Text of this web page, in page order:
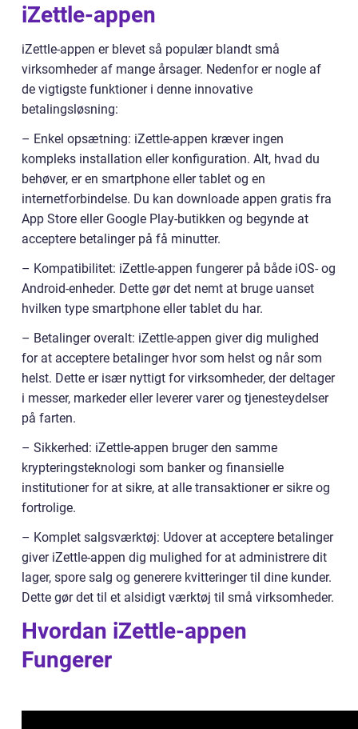
iZettle-appen
iZettle-appen er blevet så populær blandt små
virksomheder af mange årsager. Nedenfor er nogle af
de vigtigste funktioner i denne innovative
betalingsløsning:
– Enkel opsætning: iZettle-appen kræver ingen
kompleks installation eller konfiguration. Alt, hvad du
behøver, er en smartphone eller tablet og en
internetforbindelse. Du kan downloade appen gratis fra
App Store eller Google Play-butikken og begynde at
acceptere betalinger på få minutter.
– Kompatibilitet: iZettle-appen fungerer på både iOS- og
Android-enheder. Dette gør det nemt at bruge uanset
hvilken type smartphone eller tablet du har.
– Betalinger overalt: iZettle-appen giver dig mulighed
for at acceptere betalinger hvor som helst og når som
helst. Dette er især nyttigt for virksomheder, der deltager
i messer, markeder eller leverer varer og tjenesteydelser
på farten.
– Sikkerhed: iZettle-appen bruger den samme
krypteringsteknologi som banker og finansielle
institutioner for at sikre, at alle transaktioner er sikre og
fortrolige.
– Komplet salgsværktøj: Udover at acceptere betalinger
giver iZettle-appen dig mulighed for at administrere dit
lager, spore salg og generere kvitteringer til dine kunder.
Dette gør det til et alsidigt værktøj til små virksomheder.
Hvordan iZettle-appen
Fungerer